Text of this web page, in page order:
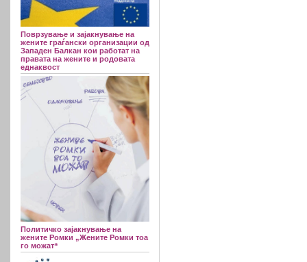
Поврзување и зајакнување на
жените граѓански организации од
Западен Балкан кои работат на
правата на жените и родовата
еднаквост
Политичко зајакнување на
жените Ромки „Жените Ромки тоа
го можат“